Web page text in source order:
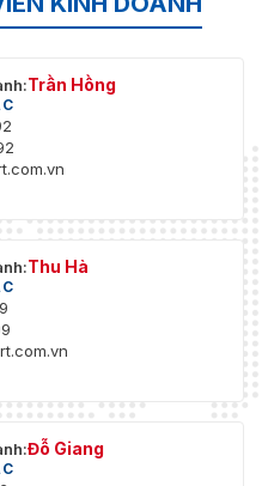
Trần Hồng
Thu Hà
Đỗ Giang